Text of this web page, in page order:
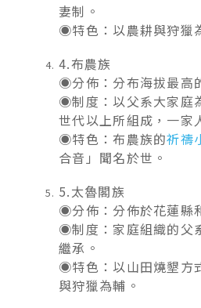
妻制。
◉特色：以農耕與狩獵
4.布農族
◉分佈：分布海拔最高
◉制度：以父系大家庭
世代以上所組成，一家
◉特色：布農族的祈禱
合音」聞名於世。
5.太魯閣族
◉分佈：分佈於花蓮縣
◉制度：家庭組織的父
繼承。
◉特色：以山田燒墾方
與狩獵為輔。